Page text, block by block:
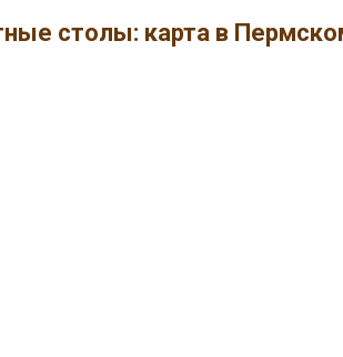
столы: карта в